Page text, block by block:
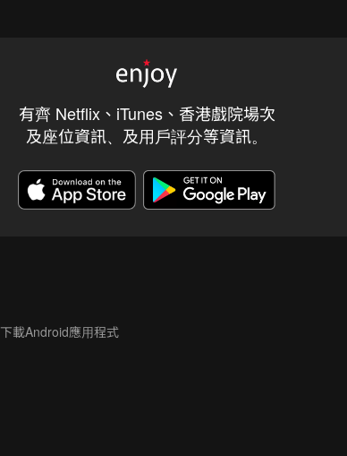
有齊 Netflix、iTunes、香港戲院場次
及座位資訊、及用戶評分等資訊。
下載Android應用程式